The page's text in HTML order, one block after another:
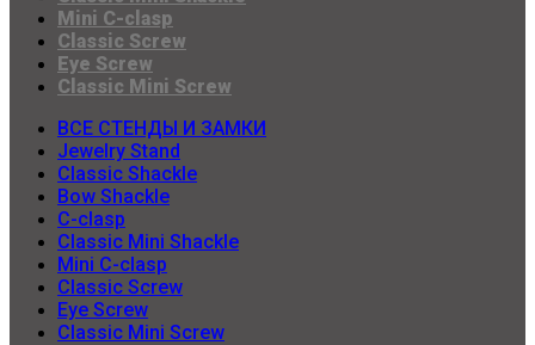
Mini C-clasp
Classic Screw
Eye Screw
Classic Mini Screw
ВСЕ СТЕНДЫ И ЗАМКИ
Jewelry Stand
Classic Shackle
Bow Shackle
C-clasp
Classic Mini Shackle
Mini C-clasp
Classic Screw
Eye Screw
Classic Mini Screw